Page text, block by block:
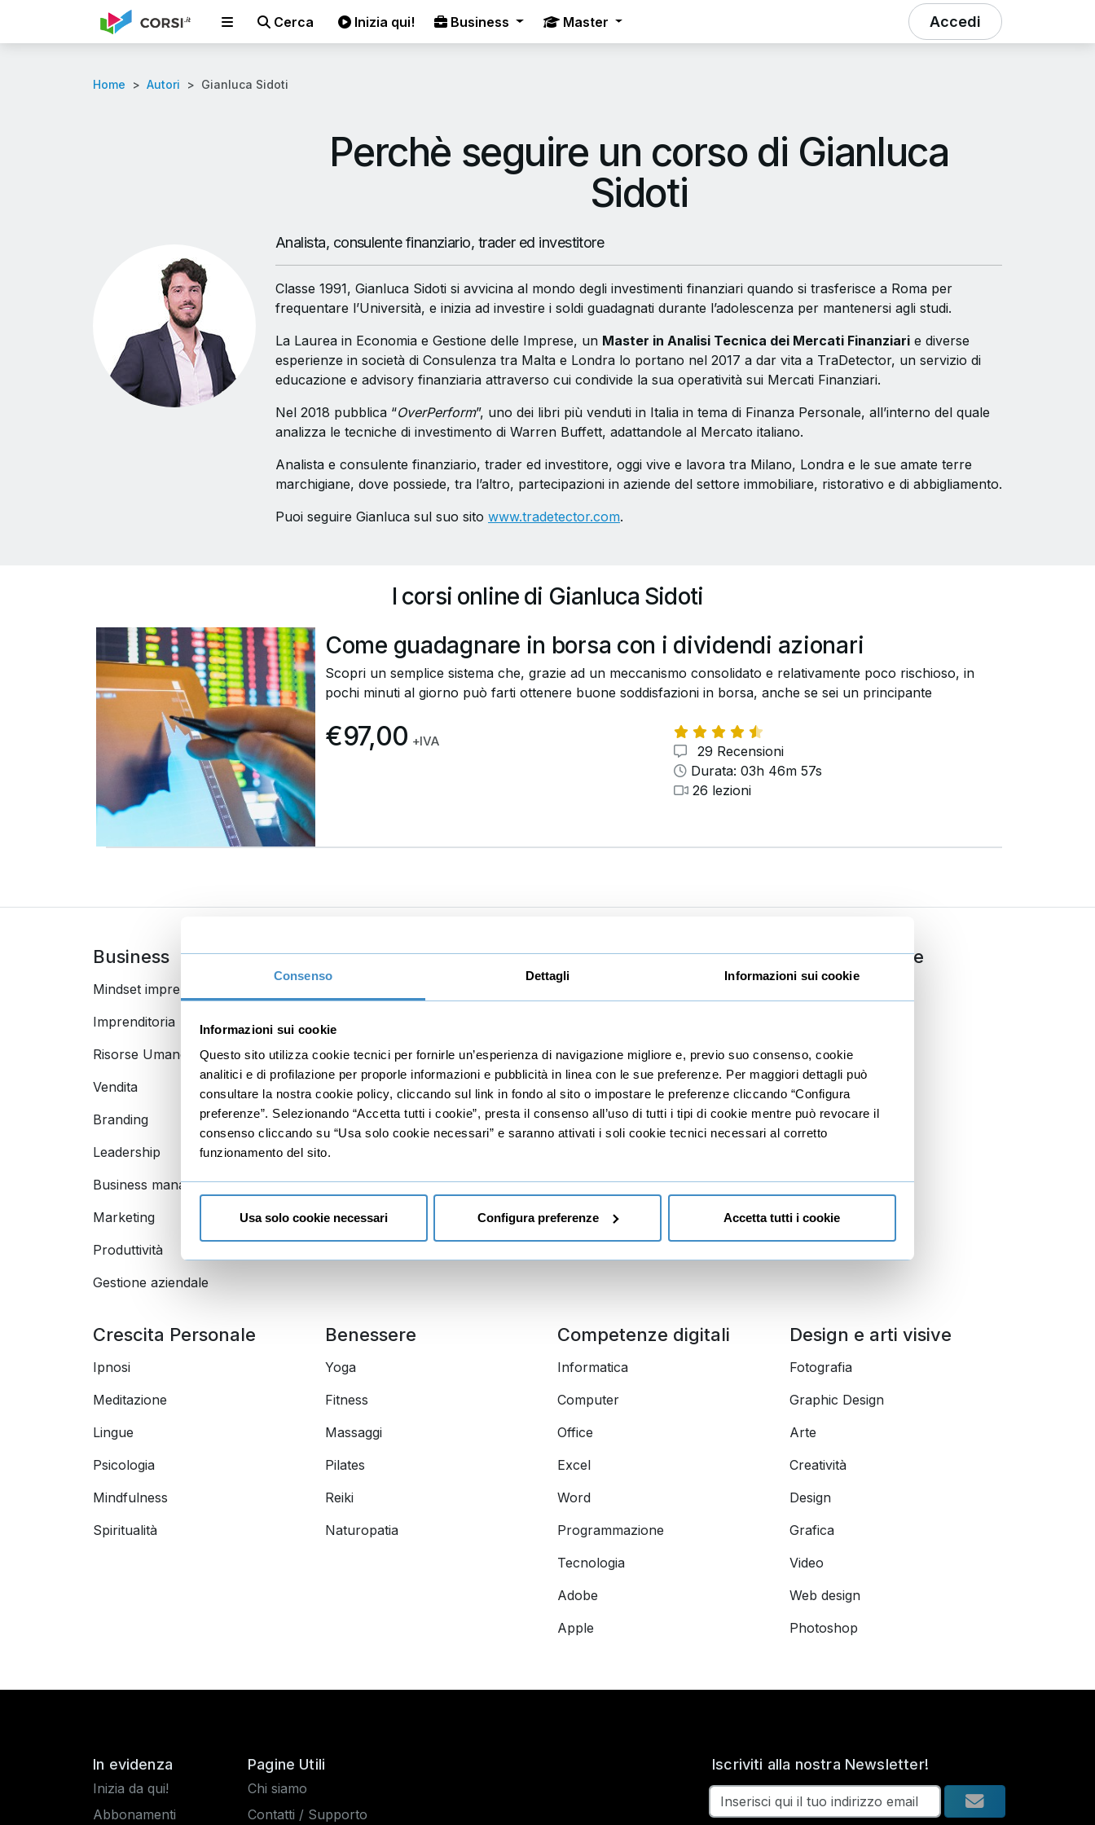
Consenso Dettagli Informazioni sui cookie
Informazioni sui cookie
Questo sito utilizza cookie tecnici per fornirle un’esperienza di navigazione migliore e, previo suo consenso, cookie
analitici e di profilazione per proporle informazioni e pubblicità in linea con le sue preferenze. Per maggiori dettagli può
consultare la nostra cookie policy, cliccando sul link in fondo al sito o impostare le preferenze cliccando “Configura
preferenze”. Selezionando “Accetta tutti i cookie”, presta il consenso all’uso di tutti i tipi di cookie mentre può revocare il
consenso cliccando su “Usa solo cookie necessari” e saranno attivati i soli cookie tecnici necessari al corretto
funzionamento del sito.
Usa solo cookie necessari Configura preferenze Accetta tutti i cookie
Cerca Inizia qui! Business Master Accedi
Home Autori Gianluca Sidoti
Perchè seguire un corso di Gianluca
Sidoti
Analista, consulente finanziario, trader ed investitore
Classe 1991, Gianluca Sidoti si avvicina al mondo degli investimenti finanziari quando si trasferisce a Roma per
frequentare l’Università, e inizia ad investire i soldi guadagnati durante l’adolescenza per mantenersi agli studi.
La Laurea in Economia e Gestione delle Imprese, un Master in Analisi Tecnica dei Mercati Finanziari e diverse
esperienze in società di Consulenza tra Malta e Londra lo portano nel 2017 a dar vita a TraDetector, un servizio di
educazione e advisory finanziaria attraverso cui condivide la sua operatività sui Mercati Finanziari.
Nel 2018 pubblica “OverPerform”, uno dei libri più venduti in Italia in tema di Finanza Personale, all’interno del quale
analizza le tecniche di investimento di Warren Buffett, adattandole al Mercato italiano.
Analista e consulente finanziario, trader ed investitore, oggi vive e lavora tra Milano, Londra e le sue amate terre
marchigiane, dove possiede, tra l’altro, partecipazioni in aziende del settore immobiliare, ristorativo e di abbigliamento.
Puoi seguire Gianluca sul suo sito www.tradetector.com.
I corsi online di Gianluca Sidoti
Come guadagnare in borsa con i dividendi azionari
Scopri un semplice sistema che, grazie ad un meccanismo consolidato e relativamente poco rischioso, in
pochi minuti al giorno può farti ottenere buone soddisfazioni in borsa, anche se sei un principante
€97,00 +IVA
29 Recensioni
Durata: 03h 46m 57s
26 lezioni
Business
Mindset imprenditoriale
Imprenditoria
Risorse Umane
Vendita
Branding
Leadership
Business management
Marketing
Produttività
Gestione aziendale
Digital marketing
Social media manager
E-commerce
Google
Data analyst
Educazione finanziaria
Trading
Economia
Comunicazione
Dizione
Public speaking
Scrittura
Crescita Personale
Ipnosi
Meditazione
Lingue
Psicologia
Mindfulness
Spiritualità
Benessere
Yoga
Fitness
Massaggi
Pilates
Reiki
Naturopatia
Competenze digitali
Informatica
Computer
Office
Excel
Word
Programmazione
Tecnologia
Adobe
Apple
Design e arti visive
Fotografia
Graphic Design
Arte
Creatività
Design
Grafica
Video
Web design
Photoshop
In evidenza
Inizia da qui!
Abbonamenti
Pagine Utili
Chi siamo
Contatti / Supporto
Iscriviti alla nostra Newsletter!